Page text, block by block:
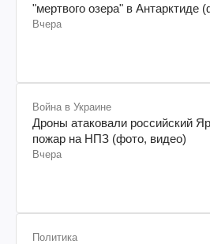
"мертвого озера" в Антарктиде
Вчера
Война в Украине
Дроны атаковали российский
пожар на НПЗ (фото, видео)
Вчера
Политика